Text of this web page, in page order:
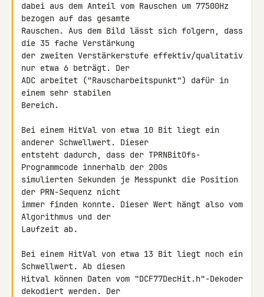
dabei aus dem Anteil vom Rauschen um 77500Hz
bezogen auf das gesamte
Rauschen. Aus dem Bild lässt sich folgern, dass
die 35 fache Verstärkung
der zweiten Verstärkerstufe effektiv/qualitativ
nur etwa 6 beträgt. Der
ADC arbeitet ("Rauscharbeitspunkt") dafür in
einem sehr stabilen
Bereich.
Bei einem HitVal von etwa 10 Bit liegt ein
anderer Schwellwert. Dieser
entsteht dadurch, dass der TPRNBitOfs-
Programmcode innerhalb der 200s
simulierten Sekunden je Messpunkt die Position
der PRN-Sequenz nicht
immer finden konnte. Dieser Wert hängt also vom
Algorithmus und der
Laufzeit ab.
Bei einem HitVal von etwa 13 Bit liegt noch ein
Schwellwert. Ab diesen
Hitval können Daten vom "DCF77DecHit.h"-Dekoder
dekodiert werden. Der